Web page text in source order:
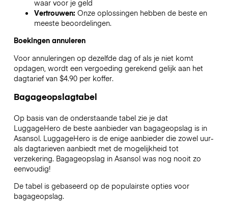
waar voor je geld
Vertrouwen: Onze oplossingen hebben de beste en
meeste beoordelingen.
Boekingen annuleren
Voor annuleringen op dezelfde dag of als je niet komt
opdagen, wordt een vergoeding gerekend gelijk aan het
dagtarief van $4.90 per koffer.
Bagageopslagtabel
Op basis van de onderstaande tabel zie je dat
LuggageHero de beste aanbieder van bagageopslag is in
Asansol. LuggageHero is de enige aanbieder die zowel uur-
als dagtarieven aanbiedt met de mogelijkheid tot
verzekering. Bagageopslag in Asansolwas nog nooit zo
eenvoudig!
De tabel is gebaseerd op de populairste opties voor
bagageopslag.